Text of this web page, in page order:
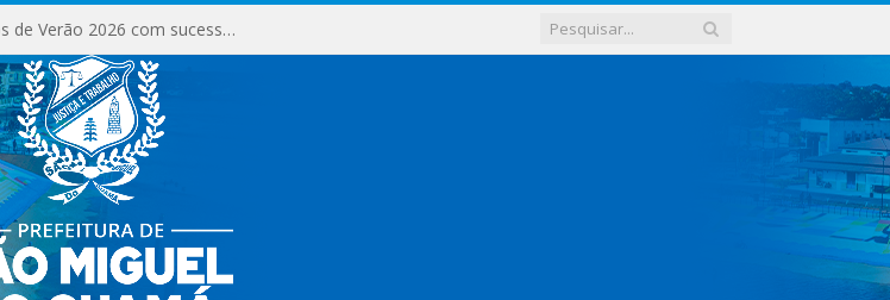
São Miguel do Guamá encerra os Jogos de Verão 2026 com sucesso de público e competições.